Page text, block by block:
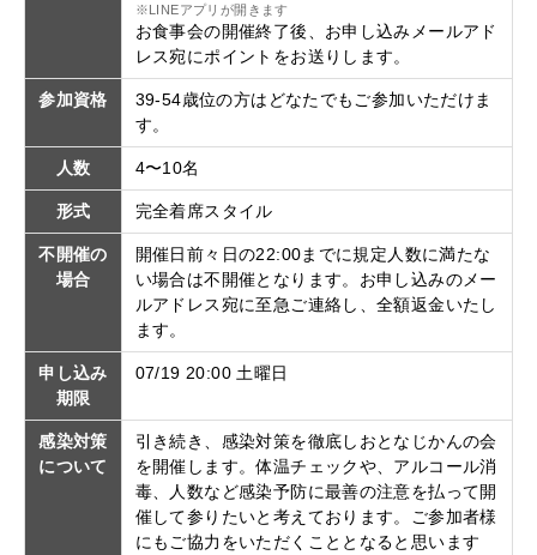
※LINEアプリが開きます
お食事会の開催終了後、お申し込みメールアド
レス宛にポイントをお送りします。
参加資格
39-54歳位の方はどなたでもご参加いただけま
す。
人数 4〜10名
形式 完全着席スタイル
不開催の
場合
開催日前々日の22:00までに規定人数に満たな
い場合は不開催となります。お申し込みのメー
ルアドレス宛に至急ご連絡し、全額返金いたし
ます。
申し込み
期限
07/19 20:00 土曜日
感染対策
について
引き続き、感染対策を徹底しおとなじかんの会
を開催します。体温チェックや、アルコール消
毒、人数など感染予防に最善の注意を払って開
催して参りたいと考えております。ご参加者様
にもご協力をいただくこととなると思います